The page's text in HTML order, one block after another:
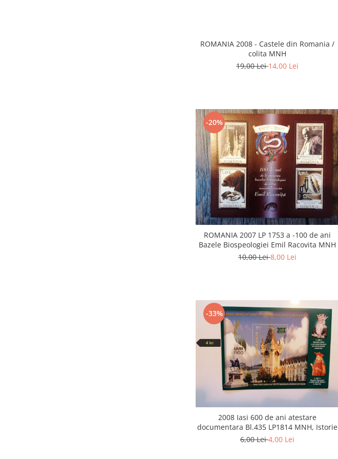
ROMANIA 2008 - Castele din Romania /
colita MNH
19,00 Lei14,00 Lei
-20%
ROMANIA 2007 LP 1753 a -100 de ani
Bazele Biospeologiei Emil Racovita MNH
10,00 Lei8,00 Lei
-33%
2008 Iasi 600 de ani atestare
documentara Bl.435 LP1814 MNH, Istorie
6,00 Lei4,00 Lei